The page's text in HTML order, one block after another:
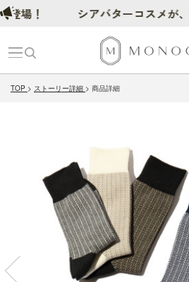
TOP ストーリー詳細 商品詳細
シアバターコスメが、